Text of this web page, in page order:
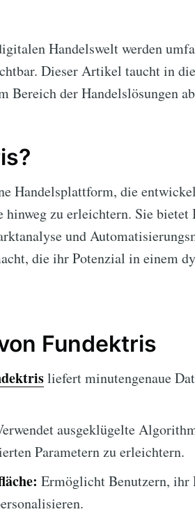
Handelswelt werden
Dieser Artikel taucht in
Bereich der Handelslösungen
Handelsplattform, die
hinweg zu erleichtern. Sie
und
die ihr Potenzial in einem
Fundektris
liefert minutengenaue
ausgeklügelte
Parametern zu erleichtern.
Ermöglicht Benutzern, ihr